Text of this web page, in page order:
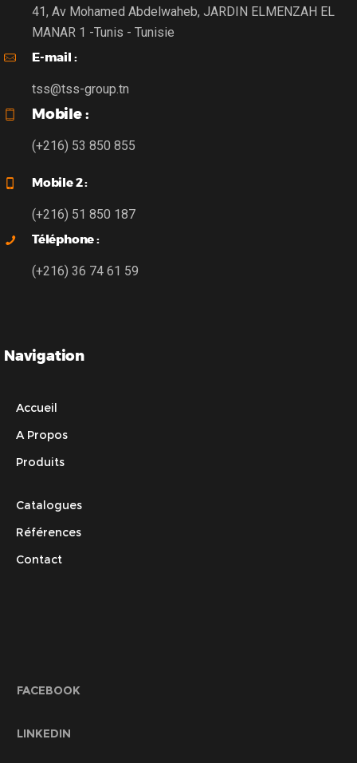
41, Av Mohamed Abdelwaheb, JARDIN ELMENZAH EL
MANAR 1 -Tunis - Tunisie
E-mail :
tss@tss-group.tn
Mobile :
(+216) 53 850 855
Mobile 2 :
(+216) 51 850 187
Téléphone :
(+216) 36 74 61 59
Navigation
Accueil
A Propos
Produits
Catalogues
Références
Contact
FACEBOOK
LINKEDIN